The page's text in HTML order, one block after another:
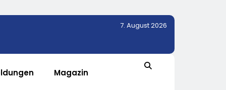
7. August 2026
Magazin